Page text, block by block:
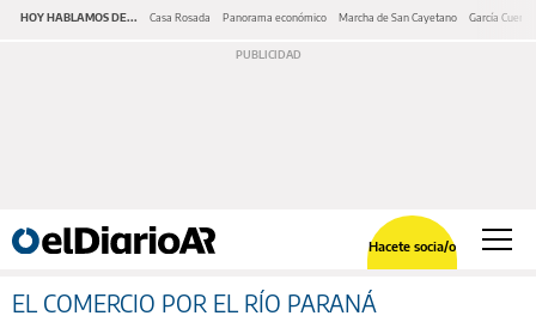
HOY HABLAMOS DE... Casa Rosada Panorama económico Marcha de San Cayetano García Cuerva
Hacete socia/o
EL COMERCIO POR EL RÍO PARANÁ